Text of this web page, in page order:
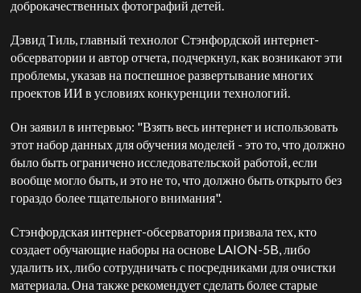
доброкачественных фотографий детей.
Дэвид Тиль, главный технолог Стэнфордской интернет-
обсерватории и автор отчета, подчеркнул, как возникают эти
проблемы, указав на поспешное развертывание многих
проектов ИИ в условиях конкуренции технологий.
Он заявил в интервью: "Взять весь интернет и использовать
этот набор данных для обучения моделей - это то, что должно
было быть ограничено исследовательской работой, если
вообще могло быть, и это не то, что должно быть открыто без
гораздо более тщательного внимания".
Стэнфордская интернет-обсерватория призвала тех, кто
создает обучающие наборы на основе LAION-5B, либо
удалить их, либо сотрудничать с посредниками для очистки
материала. Она также рекомендует сделать более старые